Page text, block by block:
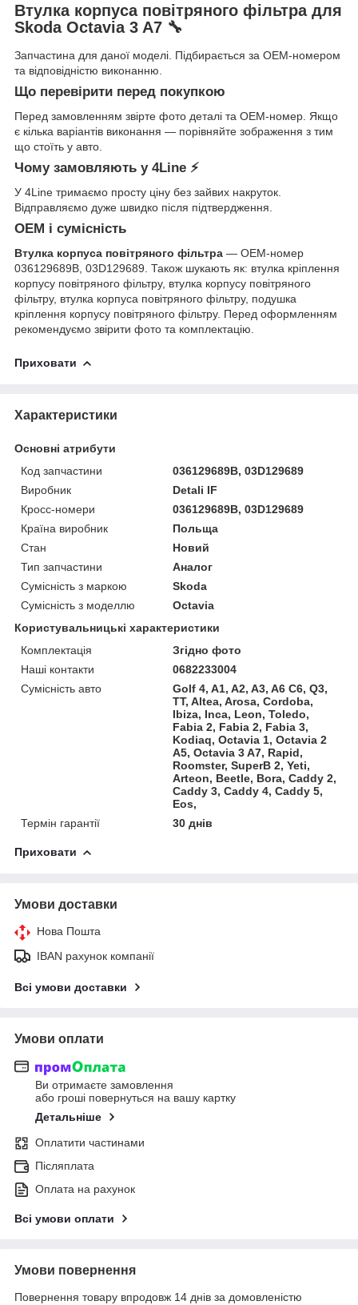
Втулка корпуса повітряного фільтра для
Skoda Octavia 3 A7 🔧
Запчастина для даної моделі. Підбирається за OEM-номером
та відповідністю виконанню.
Що перевірити перед покупкою
Перед замовленням звірте фото деталі та OEM-номер. Якщо
є кілька варіантів виконання — порівняйте зображення з тим
що стоїть у авто.
Чому замовляють у 4Line ⚡
У 4Line тримаємо просту ціну без зайвих накруток.
Відправляємо дуже швидко після підтвердження.
OEM і сумісність
Втулка корпуса повітряного фільтра — OEM-номер
036129689B, 03D129689. Також шукають як: втулка кріплення
корпусу повітряного фільтру, втулка корпусу повітряного
фільтру, втулка корпуса повітряного фільтру, подушка
кріплення корпусу повітряного фільтру. Перед оформленням
рекомендуємо звірити фото та комплектацію.
Приховати
Характеристики
Основні атрибути
Код запчастини
036129689B, 03D129689
Виробник
Detali IF
Кросс-номери
036129689B, 03D129689
Країна виробник
Польща
Стан
Новий
Тип запчастини
Аналог
Сумісність з маркою
Skoda
Сумісність з моделлю
Octavia
Користувальницькі характеристики
Комплектація
Згідно фото
Наші контакти
0682233004
Сумісність авто
Golf 4, A1, A2, A3, A6 C6, Q3,
TT, Altea, Arosa, Cordoba,
Ibiza, Inca, Leon, Toledo,
Fabia 2, Fabia 2, Fabia 3,
Kodiaq, Octavia 1, Octavia 2
A5, Octavia 3 A7, Rapid,
Roomster, SuperB 2, Yeti,
Arteon, Beetle, Bora, Caddy 2,
Caddy 3, Caddy 4, Caddy 5,
Eos,
Термін гарантії
30 днів
Приховати
Умови доставки
Нова Пошта
IBAN рахунок компанії
Всі умови доставки
Умови оплати
Ви отримаєте замовлення
або гроші повернуться на вашу картку
Детальніше
Оплатити частинами
Післяплата
Оплата на рахунок
Всі умови оплати
Умови повернення
Повернення товару впродовж 14 днів за домовленістю